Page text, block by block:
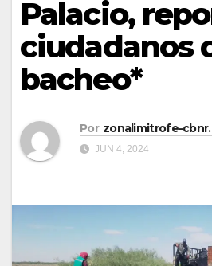
Palacio,
ciudadanos
bacheo*
Por zonalimitrofe-
JUN 4, 2024